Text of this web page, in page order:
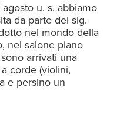
u. s. abbiamo
da parte del sig.
nel mondo della
nel salone piano
arrivati una
corde (violini,
e persino un